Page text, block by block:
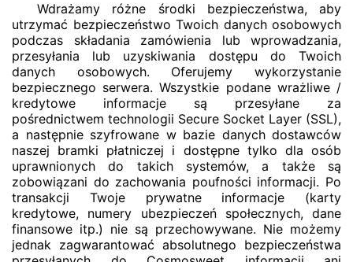
Wdrażamy różne środki bezpieczeństwa, aby
utrzymać bezpieczeństwo Twoich danych osobowych
podczas składania zamówienia lub wprowadzania,
przesyłania lub uzyskiwania dostępu do Twoich
danych osobowych. Oferujemy wykorzystanie
bezpiecznego serwera. Wszystkie podane wrażliwe /
kredytowe informacje są przesyłane za
pośrednictwem technologii Secure Socket Layer (SSL),
a następnie szyfrowane w bazie danych dostawców
naszej bramki płatniczej i dostępne tylko dla osób
uprawnionych do takich systemów, a także są
zobowiązani do zachowania poufności informacji. Po
transakcji Twoje prywatne informacje (karty
kredytowe, numery ubezpieczeń społecznych, dane
finansowe itp.) nie są przechowywane. Nie możemy
jednak zagwarantować absolutnego bezpieczeństwa